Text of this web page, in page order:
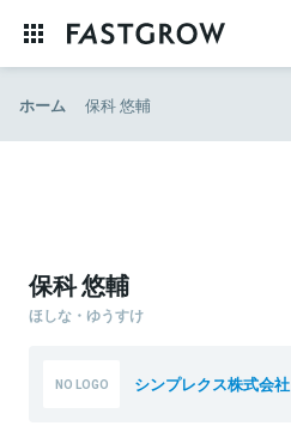
ホーム 保科 悠輔
保科 悠輔
ほしな・ゆうすけ
シンプレクス株式会社